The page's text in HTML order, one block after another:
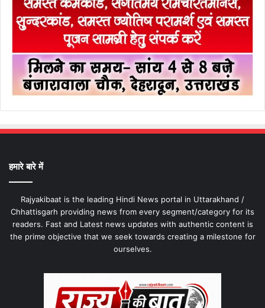
हमारे बारे में
Rajyakibaat is the leading Hindi News portal in Uttarakhand /
Chhattisgarh providing news from every segment/category for its
readers. Fast and Latest news updates with authentic content is
the prime objective that we seek towards creating a milestone for
ourselves.